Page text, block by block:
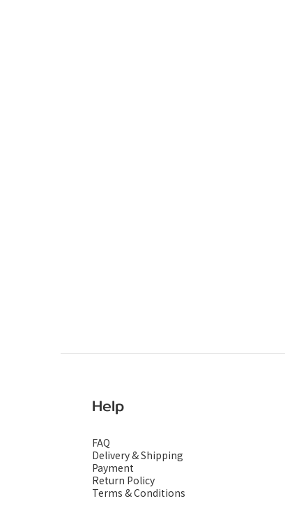
Help
FAQ
Delivery & Shipping
Payment
Return Policy
Terms & Conditions